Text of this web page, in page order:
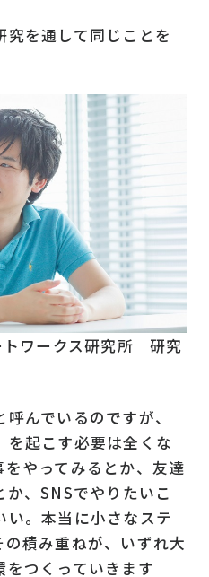
究を通して同じことを
ワークス研究所 研究
呼んでいるのですが、
を起こす必要は全くな
やってみるとか、友達
か、SNSでやりたいこ
い。本当に小さなステ
積み重ねが、いずれ大
をつくっていきます